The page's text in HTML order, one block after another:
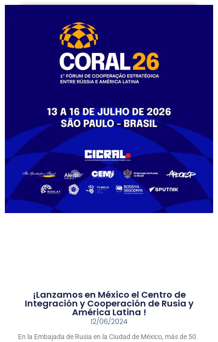
¡Lanzamos en México el Centro de
Integración y Cooperación de Rusia y
América Latina !
12/06/2024
En la Embajada de Rusia en la Ciudad de México, más de 50